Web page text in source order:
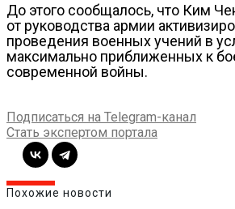
До этого сообщалось, что Ким
от руководства армии
проведения военных учений в
максимально приближенных к
современной войны.
Подписаться на Telegram-канал
Стать экспертом портала
Похожие новости